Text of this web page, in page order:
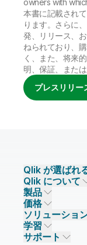
owners with
本書に記載され
ります。さらに
発、リリース、
ねられており、
く、また、将来
明、保証、また
プレスリリー
Qlik が選ばれ
Qlik が選ばれる理
信頼とセキュリテ
信頼とプライバシ
信頼と AI
主なテクノロジ
データソースと
Qlik について
企業情報
採用情報
ニュースルーム
事業所 / 連絡先
製品
データ統合とデー
Qlik Talend
Qlik Talend Cloud
Talend Data
価格
データ統合
データ分析
AI / 機械学習
ソリューショ
ソリューションパ
パートナー検索
学習
イベント
サポート